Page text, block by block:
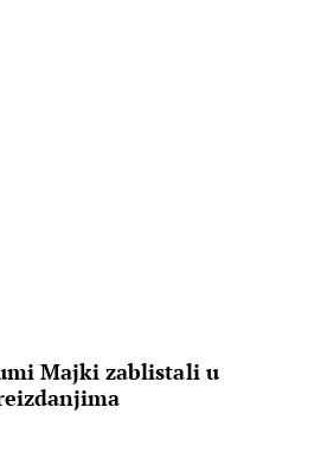
Majki zablistali u